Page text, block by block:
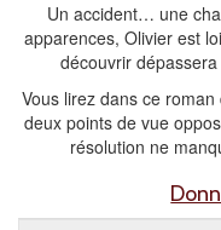
Un accident… une
apparences, Olivier est
découvrir
Vous lirez dans ce
deux points de vue
résolution ne